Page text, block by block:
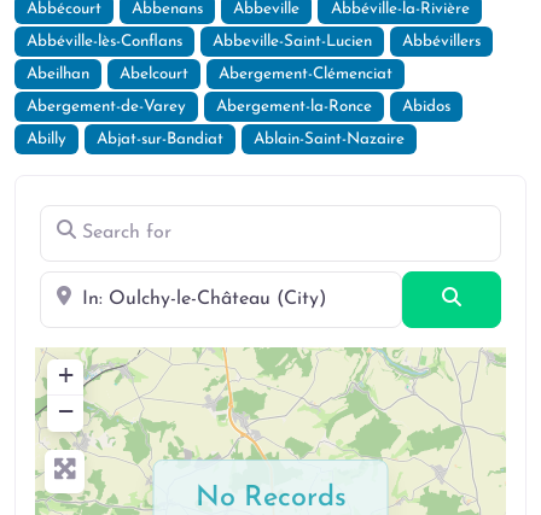
Search for
Near
+
−
No Records
Abbécourt Abbenans Abbeville Abbéville-la-Rivière
Abbéville-lès-Conflans Abbeville-Saint-Lucien Abbévillers
Abeilhan Abelcourt Abergement-Clémenciat
Abergement-de-Varey Abergement-la-Ronce Abidos
Abilly Abjat-sur-Bandiat Ablain-Saint-Nazaire